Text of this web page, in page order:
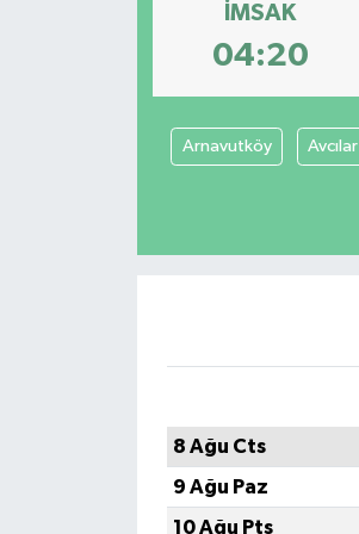
İMSAK
04:20
Arnavutköy Avcılar
8 Ağu Cts
9 Ağu Paz
10 Ağu Pts
Teknoloji
Tokat Haberleri